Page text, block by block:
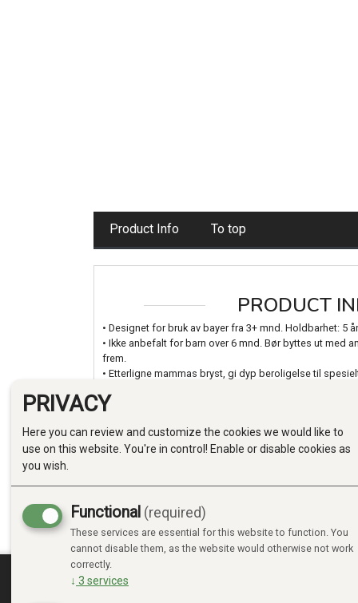
Product Info To top
PRODUCT
• Designet for bruk av bayer fra 3+ mnd. Holdbarhet: 5 år
• Ikke anbefalt for barn over 6 mnd. Bør byttes ut med
frem.
• Etterligne mammas bryst, gi dyp beroligelse til
• Forhindrer kvelningsfare.
• Tilgjengelig i flere farger
• Kan steriliseres i kokende vann.
• Skyll og tørk grundig før hver bruk.
PRIVACY
Here you can review and customize the cookies we would like to
use on this website. You're in control! Enable or disable cookies as
you wish.
Functional (required)
These services are essential for this website to function. You
cannot disable them, as the website would otherwise not work
correctly.
↓ 3 services